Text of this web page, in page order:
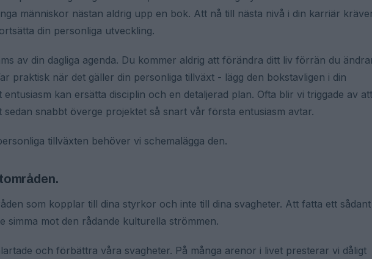
människor nästan aldrig upp en bok. Att nå till nästa nivå i din karriär
din personliga utveckling.
av din dagliga agenda. Du kommer aldrig att förändra ditt liv förrän du
praktisk när det gäller din personliga tillväxt - lägg den bokstavligen i din
entusiasm kan ersätta disciplin och en detaljerad plan. Ofta blir vi triggade av att
snabbt överge projektet så snart vår första entusiasm avtar.
tillväxten behöver vi schemalägga den.
som kopplar till dina styrkor och inte till dina svagheter. Att fatta ett sådant
simma mot den rådande kulturella strömmen.
och förbättra våra svagheter. På många arenor i livet presterar vi dåligt